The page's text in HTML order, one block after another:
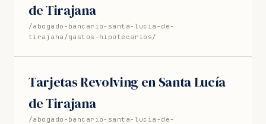
de Tirajana
/abogado-bancario-santa-lucia-de-
tirajana/gastos-hipotecarios/
Tarjetas Revolving en Santa Lucía
de Tirajana
/abogado-bancario-santa-lucia-de-